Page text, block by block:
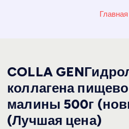
Главная
COLLA
коллагена
малины 500г
(Лучшая цена)